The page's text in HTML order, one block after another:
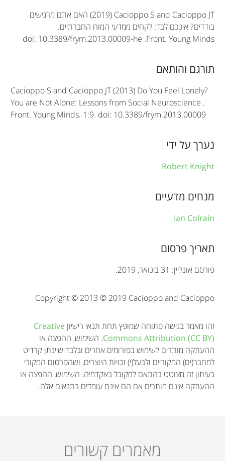
r
t
i
c
n
o
r
t
i
n
(2019) Cacioppo S and Cacioppo JTהאם אתם מרגישים
בודדים? אינכם לבד: לקחים ממדעי המוח החברתיים.
Front. Young Minds
.
doi: 10.3389/frym.2013.00009-he
תורגם והותאם
Cacioppo S and Cacioppo JT (2013) Do You Feel Lonely?
You are Not Alone: Lessons from Social Neuroscience .
Front. Young Minds. 1:9. doi: 10.3389/frym.2013.00009
נערך על ידי
Robert Knight
מנחים מדעיים
Ian Colrain
תאריך פרסום
פורסם אונליין: 31 בינואר, 2019.
Copyright © 2013 © 2019 Cacioppo and Cacioppo
זהו מאמר בגישה פתוחה שמופץ תחת תנאי רישיון Creative
Commons Attribution (CC BY). השימוש, ההפצה או
ההעתקה מותרים לשימוש בפורומים אחרים ובלבד שיינתן קרדיט
למחבר(ים) המקוריים ולבעל(י) זכויות היוצרים, ושהפרסום המקורי
בעיתון זה מצוטט בהתאם למקובל באקדמיה. השימוש, ההפצה או
ההעתקה אינם מותרים אם הם אינם עומדים בתנאים אלה.
מאמרים קשורים